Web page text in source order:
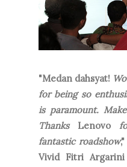
"Medan dahsyat!
for being so
is paramount.
Thanks Lenovo
fantastic roadshow
Vivid Fitri